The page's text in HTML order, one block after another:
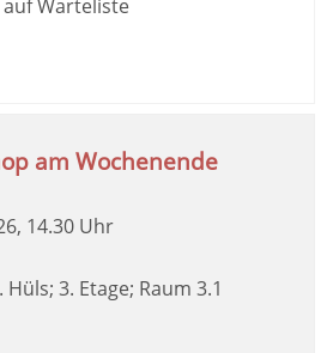
Warteliste
am Wochenende
14.30 Uhr
3. Etage; Raum 3.1